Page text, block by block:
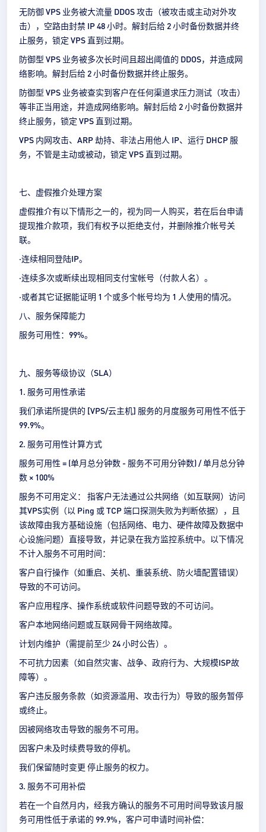
无防御 VPS 业务被大流量 DDOS 攻击（被攻击或主动对外攻
击），空路由封禁 IP 48 小时。解封后给 2 小时备份数据并终
止服务，锁定 VPS 直到过期。
防御型 VPS 业务被多次长时间且超出阈值的 DDOS，并造成网
络影响。解封后给 2 小时备份数据并终止服务。
防御型 VPS 业务被查实到客户在任何渠道求压力测试（攻击）
等非正当用途，并造成网络影响。解封后给 2 小时备份数据并
终止服务，锁定 VPS 直到过期。
VPS 内网攻击、ARP 劫持、非法占用他人 IP、运行 DHCP 服
务，不管是主动或被动，锁定 VPS 直到过期。
七、虚假推介处理方案
虚假推介有以下情形之一的，视为同一人购买，若在后台申请
提现推介款项，我们有权予以拒绝支付，并删除推介帐号关
联。
·连续相同登陆IP。
·连续多次或断续出现相同支付宝帐号（付款人名）。
·或者其它证据能证明 1 个或多个帐号均为 1 人使用的情况。
八、服务保障能力
服务可用性：99%。
九、服务等级协议（SLA）
1. 服务可用性承诺
我们承诺所提供的 [VPS/云主机] 服务的月度服务可用性不低于
99.9%。
2. 服务可用性计算方式
服务可用性 = (单月总分钟数 - 服务不可用分钟数) / 单月总分钟
数 × 100%
服务不可用定义： 指客户无法通过公共网络（如互联网）访问
其VPS实例（以 Ping 或 TCP 端口探测失败为判断依据），且
该故障由我方基础设施（包括网络、电力、硬件故障及数据中
心设施问题）直接导致，并记录在我方监控系统中。以下情况
不计入服务不可用时间：
客户自行操作（如重启、关机、重装系统、防火墙配置错误）
导致的不可访问。
客户应用程序、操作系统或软件问题导致的不可访问。
客户本地网络问题或互联网骨干网络故障。
计划内维护（需提前至少 24 小时公告）。
不可抗力因素（如自然灾害、战争、政府行为、大规模ISP故
障等）。
客户违反服务条款（如资源滥用、攻击行为）导致的服务暂停
或终止。
因被网络攻击导致的服务不可用。
因客户未及时续费导致的停机。
我们保留随时变更 停止服务的权力。
3. 服务不可用补偿
若在一个自然月内，经我方确认的服务不可用时间导致该月服
务可用性低于承诺的 99.9%，客户可申请时间补偿：